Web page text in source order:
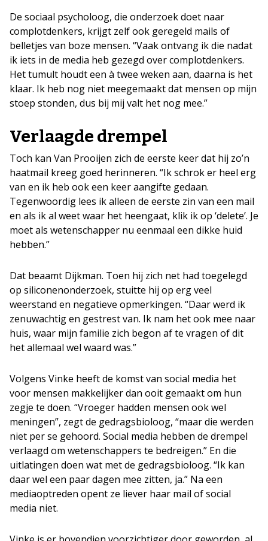
De sociaal psycholoog, die onderzoek doet naar
complotdenkers, krijgt zelf ook geregeld mails of
belletjes van boze mensen. “Vaak ontvang ik die nadat
ik iets in de media heb gezegd over complotdenkers.
Het tumult houdt een à twee weken aan, daarna is het
klaar. Ik heb nog niet meegemaakt dat mensen op mijn
stoep stonden, dus bij mij valt het nog mee.”
Verlaagde drempel
Toch kan Van Prooijen zich de eerste keer dat hij zo’n
haatmail kreeg goed herinneren. “Ik schrok er heel erg
van en ik heb ook een keer aangifte gedaan.
Tegenwoordig lees ik alleen de eerste zin van een mail
en als ik al weet waar het heengaat, klik ik op ‘delete’. Je
moet als wetenschapper nu eenmaal een dikke huid
hebben.”
Dat beaamt Dijkman. Toen hij zich net had toegelegd
op siliconenonderzoek, stuitte hij op erg veel
weerstand en negatieve opmerkingen. “Daar werd ik
zenuwachtig en gestrest van. Ik nam het ook mee naar
huis, waar mijn familie zich begon af te vragen of dit
het allemaal wel waard was.”
Volgens Vinke heeft de komst van social media het
voor mensen makkelijker dan ooit gemaakt om hun
zegje te doen. “Vroeger hadden mensen ook wel
meningen”, zegt de gedragsbioloog, “maar die werden
niet per se gehoord. Social media hebben de drempel
verlaagd om wetenschappers te bedreigen.” En die
uitlatingen doen wat met de gedragsbioloog. “Ik kan
daar wel een paar dagen mee zitten, ja.” Na een
mediaoptreden opent ze liever haar mail of social
media niet.